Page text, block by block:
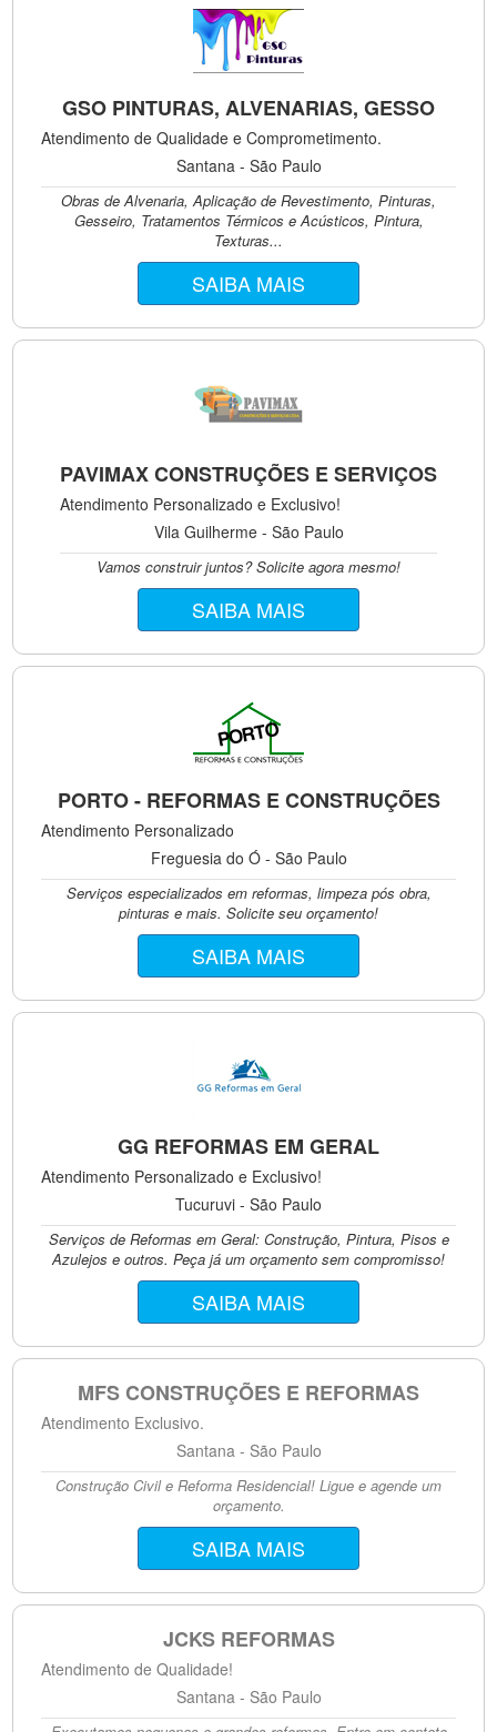
GSO PINTURAS, ALVENARIAS, GESSO
Atendimento de Qualidade e Comprometimento.
Santana - São Paulo
Obras de Alvenaria, Aplicação de Revestimento, Pinturas,
Gesseiro, Tratamentos Térmicos e Acústicos, Pintura,
Texturas...
SAIBA MAIS
PAVIMAX CONSTRUÇÕES E SERVIÇOS
Atendimento Personalizado e Exclusivo!
Vila Guilherme - São Paulo
Vamos construir juntos? Solicite agora mesmo!
SAIBA MAIS
PORTO - REFORMAS E CONSTRUÇÕES
Atendimento Personalizado
Freguesia do Ó - São Paulo
Serviços especializados em reformas, limpeza pós obra,
pinturas e mais. Solicite seu orçamento!
SAIBA MAIS
GG REFORMAS EM GERAL
Atendimento Personalizado e Exclusivo!
Tucuruvi - São Paulo
Serviços de Reformas em Geral: Construção, Pintura, Pisos e
Azulejos e outros. Peça já um orçamento sem compromisso!
SAIBA MAIS
MFS CONSTRUÇÕES E REFORMAS
Atendimento Exclusivo.
Santana - São Paulo
Construção Civil e Reforma Residencial! Ligue e agende um
orçamento.
SAIBA MAIS
JCKS REFORMAS
Atendimento de Qualidade!
Santana - São Paulo